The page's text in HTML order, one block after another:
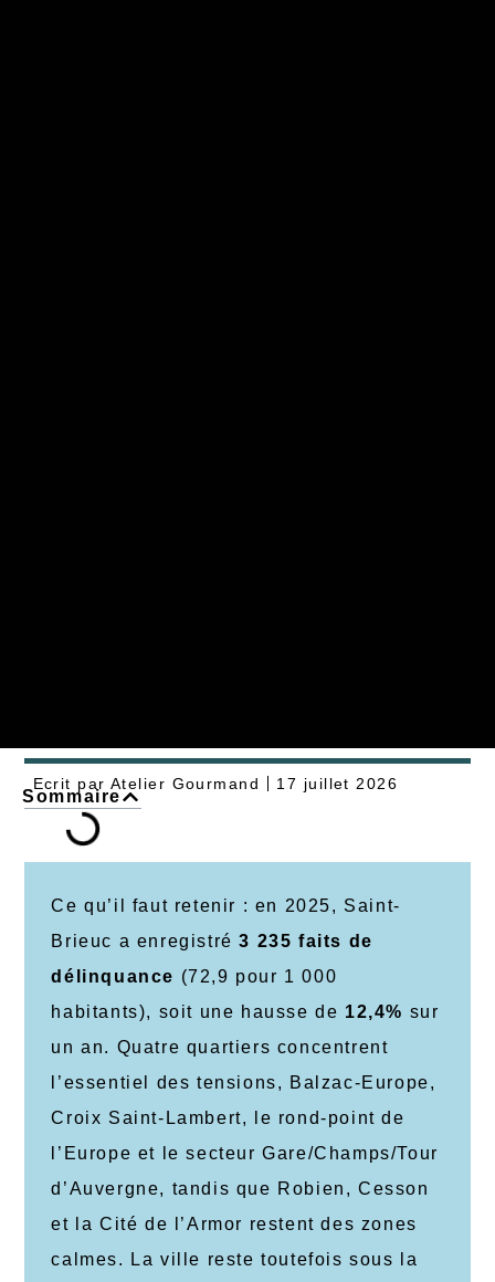
Ecrit par Atelier Gourmand 17 juillet 2026
Sommaire
Ce qu’il faut retenir : en 2025, Saint-
Brieuc a enregistré3 235 faits de
délinquance (72,9 pour 1 000
habitants), soit une hausse de 12,4% sur
un an. Quatre quartiers concentrent
l’essentiel des tensions, Balzac-Europe,
Croix Saint-Lambert, le rond-point de
l’Europe et le secteur Gare/Champs/Tour
d’Auvergne, tandis que Robien, Cesson
et la Cité de l’Armor restent des zones
calmes. La ville reste toutefois sous la